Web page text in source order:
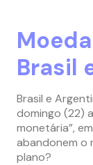
Brasil
Brasil e
domingo (22)
monetária”,
abandonem o
plano?